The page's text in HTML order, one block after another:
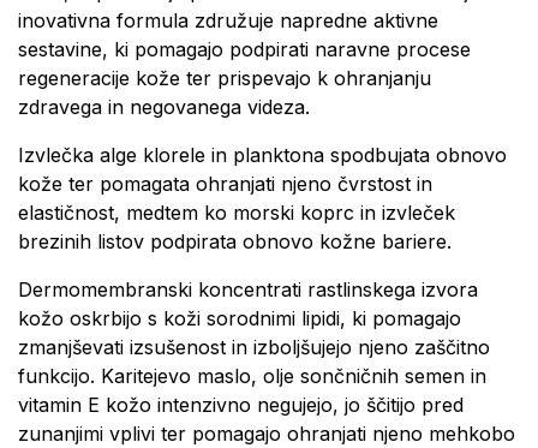
inovativna formula združuje napredne aktivne
sestavine, ki pomagajo podpirati naravne procese
regeneracije kože ter prispevajo k ohranjanju
zdravega in negovanega videza.
Izvlečka alge klorele in planktona spodbujata obnovo
kože ter pomagata ohranjati njeno čvrstost in
elastičnost, medtem ko morski koprc in izvleček
brezinih listov podpirata obnovo kožne bariere.
Dermomembranski koncentrati rastlinskega izvora
kožo oskrbijo s koži sorodnimi lipidi, ki pomagajo
zmanjševati izsušenost in izboljšujejo njeno zaščitno
funkcijo. Karitejevo maslo, olje sončničnih semen in
vitamin E kožo intenzivno negujejo, jo ščitijo pred
zunanjimi vplivi ter pomagajo ohranjati njeno mehkobo